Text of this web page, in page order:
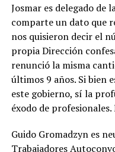
Josmar es delegado de
comparte un dato que
nos quisieron decir el
propia Dirección
renunció la misma
últimos 9 años. Si bien
este gobierno, sí la
éxodo de profesionales.
Guido Gromadzyn es
Trabajadores